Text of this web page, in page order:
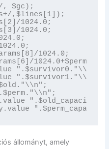
, $gc);
,$lines[1]);
1024.0;
1024.0;
1024.0;
".$survivor0."\\n";
".$survivor1."\\n";
állományt, amely